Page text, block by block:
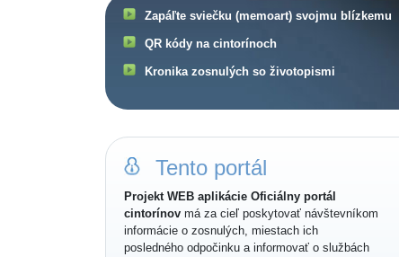
Zapáľte sviečku (memoart) svojmu blízkemu
QR kódy na cintorínoch
Kronika zosnulých so životopismi
Tento portál
Projekt WEB aplikácie Oficiálny portál
cintorínov má za cieľ poskytovať návštevníkom
informácie o zosnulých, miestach ich
posledného odpočinku a informovať o službách